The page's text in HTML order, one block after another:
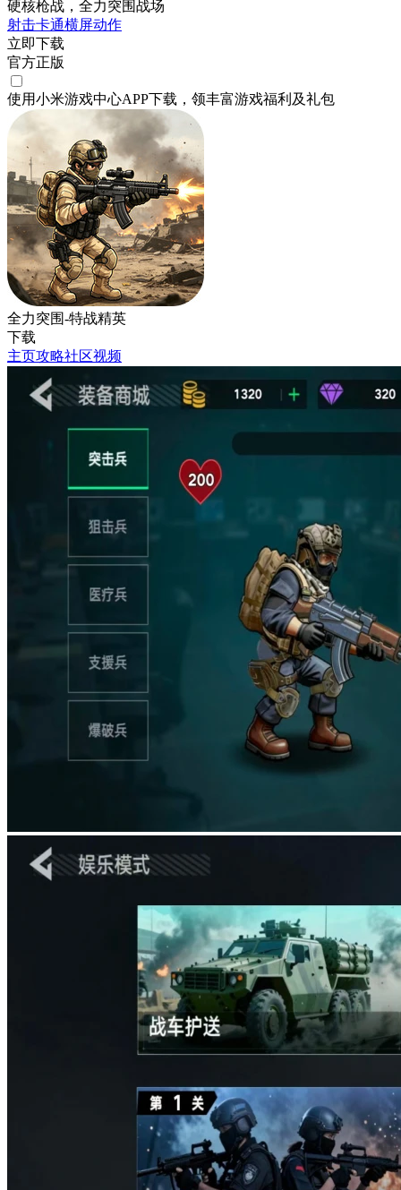
硬核枪战，全力突围战场
射击卡通横屏动作
立即下载
官方正版
使用小米游戏中心APP下载 ，领丰富游戏福利 及礼包
全力突围-特战精英
下载
主页攻略社区视频